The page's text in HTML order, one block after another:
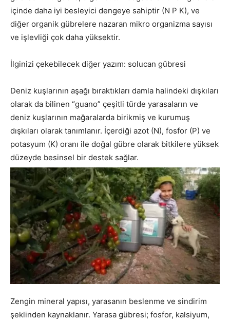
içinde daha iyi besleyici dengeye sahiptir (N P K), ve
diğer organik gübrelere nazaran mikro organizma sayısı
ve işlevliği çok daha yüksektir.
İlginizi çekebilecek diğer yazım: solucan gübresi
Deniz kuşlarının aşağı bıraktıkları damla halindeki dışkıları
olarak da bilinen “guano” çeşitli türde yarasaların ve
deniz kuşlarının mağaralarda birikmiş ve kurumuş
dışkıları olarak tanımlanır. İçerdiği azot (N), fosfor (P) ve
potasyum (K) oranı ile doğal gübre olarak bitkilere yüksek
düzeyde besinsel bir destek sağlar.
Zengin mineral yapısı, yarasanın beslenme ve sindirim
şeklinden kaynaklanır. Yarasa gübresi; fosfor, kalsiyum,